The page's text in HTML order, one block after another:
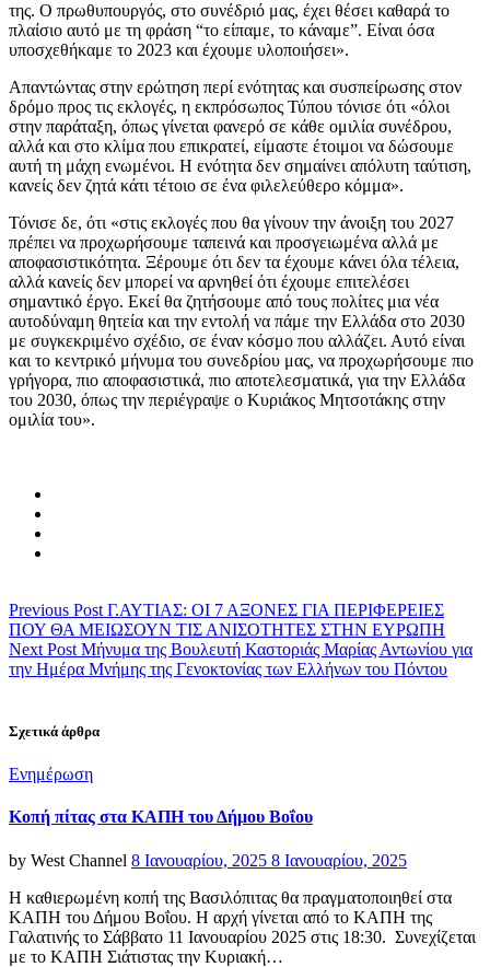
της. Ο πρωθυπουργός, στο συνέδριό μας, έχει θέσει καθαρά το
πλαίσιο αυτό με τη φράση “το είπαμε, το κάναμε”. Είναι όσα
υποσχεθήκαμε το 2023 και έχουμε υλοποιήσει».
Απαντώντας στην ερώτηση περί ενότητας και συσπείρωσης στον
δρόμο προς τις εκλογές, η εκπρόσωπος Τύπου τόνισε ότι «όλοι
στην παράταξη, όπως γίνεται φανερό σε κάθε ομιλία συνέδρου,
αλλά και στο κλίμα που επικρατεί, είμαστε έτοιμοι να δώσουμε
αυτή τη μάχη ενωμένοι. Η ενότητα δεν σημαίνει απόλυτη ταύτιση,
κανείς δεν ζητά κάτι τέτοιο σε ένα φιλελεύθερο κόμμα».
Τόνισε δε, ότι «στις εκλογές που θα γίνουν την άνοιξη του 2027
πρέπει να προχωρήσουμε ταπεινά και προσγειωμένα αλλά με
αποφασιστικότητα. Ξέρουμε ότι δεν τα έχουμε κάνει όλα τέλεια,
αλλά κανείς δεν μπορεί να αρνηθεί ότι έχουμε επιτελέσει
σημαντικό έργο. Εκεί θα ζητήσουμε από τους πολίτες μια νέα
αυτοδύναμη θητεία και την εντολή να πάμε την Ελλάδα στο 2030
με συγκεκριμένο σχέδιο, σε έναν κόσμο που αλλάζει. Αυτό είναι
και το κεντρικό μήνυμα του συνεδρίου μας, να προχωρήσουμε πιο
γρήγορα, πιο αποφασιστικά, πιο αποτελεσματικά, για την Ελλάδα
του 2030, όπως την περιέγραψε ο Κυριάκος Μητσοτάκης στην
ομιλία του».
Previous Post Γ.ΑΥΤΙΑΣ: ΟΙ 7 ΑΞΟΝΕΣ ΓΙΑ ΠΕΡΙΦΕΡΕΙΕΣ
ΠΟΥ ΘΑ ΜΕΙΩΣΟΥΝ ΤΙΣ ΑΝΙΣΟΤΗΤΕΣ ΣΤΗΝ ΕΥΡΩΠΗ
Next Post Μήνυμα της Βουλευτή Καστοριάς Μαρίας Αντωνίου για
την Ημέρα Μνήμης της Γενοκτονίας των Ελλήνων του Πόντου
Σχετικά άρθρα
Categories
Ενημέρωση
Κοπή πίτας στα ΚΑΠΗ του Δήμου Βοΐου
by West Channel Posted
8 Ιανουαρίου, 2025 8 Ιανουαρίου, 2025
Η καθιερωμένη κοπή της Βασιλόπιτας θα πραγματοποιηθεί στα
ΚΑΠΗ του Δήμου Βοΐου. Η αρχή γίνεται από το ΚΑΠΗ της
Γαλατινής το Σάββατο 11 Ιανουαρίου 2025 στις 18:30. Συνεχίζεται
με το ΚΑΠΗ Σιάτιστας την Κυριακή…